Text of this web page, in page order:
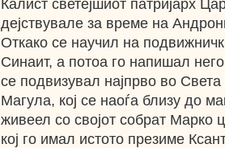
Калист светејшиот патријарх
дејствувале за време на
Откако се научил на
Синаит, а потоа го напишал
се подвизувал најпрво во
Магула, кој се наоѓа близу до
живеел со својот собрат Марко
кој го имал истото презиме